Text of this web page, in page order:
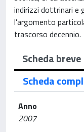
indirizzi dottrinari e
l'argomento
trascorso decennio.
Scheda breve
Scheda
Anno
2007